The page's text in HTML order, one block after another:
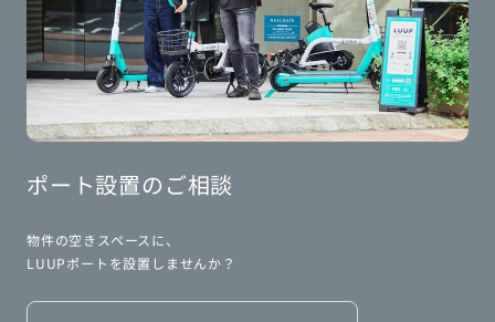
ポート設置のご相談
物件の空きスペースに、
LUUPポートを設置しませんか？